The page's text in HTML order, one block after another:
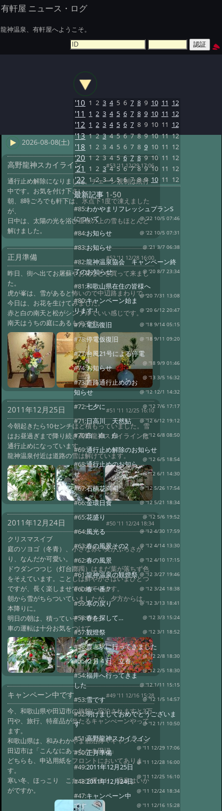
有軒屋 ニュース・ログ
龍神温泉、有軒屋へようこそ。
2026-08-08(土)
高野龍神スカイライン #53 '11 12/29 17:06
通行止め解除になりました。チェーン規制は続行
中です。お気を付け下さい。
朝、8時ごろでも軒下は、氷点下1度で凍えました
が、
日中は、太陽の光を浴び屋根の上の雪もほとんど
解けました。
正月準備 #52 '11 12/28 16:00
昨日、街へ出てお屠蘇やお花などを買って来まし
た。
虎が峯は、雪があると怖いので中辺路まわりで…
今日は、お花を生けてみました。
赤と白の南天と松がシンプルでいい感じです。
南天はうちの庭にあるものです。
2011年12月25日 #51 '11 12/25 16:10
今朝起きたら10センチほど積もっていました。雪
はお昼過ぎまで降り続き高野龍神スカイラインは
通行止めになっています。
龍神温泉付近は道路の雪は解けています。
2011年12月24日 #50 '11 12/24 18:34
クリスマスイブ
庭のソヨゴ（冬青）、小さな赤い実がぶらさが
り、なんだか可愛い。
ドウダンつつじ（灯台躑躅）はまだ葉が落ちず色
をそえています。ことしは鮮やかさはいまひとつ
ですが、長く楽しませてくれています。
朝から雪がちらついていましたが、夕方からは、
本降りに。
明日の朝は、積っていそうです。
車の運転は十分お気をつけて。
キャンペーン中です #49 '11 12/16 15:28
今、和歌山県や田辺市の旅館に宿泊されますと3万
円や、旅行、特産品が当たるキャンぺーンやって
ます。
和歌山県は、和みわかやま宿泊得々キャンペーン
田辺市は「こんなにあったか♨田辺」
どちらも、申込用紙をフロントにおいてありま
す。
寒い冬、ほっこり こたつで暖まり、温泉はいか
がですか。
'10 1 2 3 4 5 6 7 8 9 10 11 12
'11 1 2 3 4 5 6 7 8 9 10 11 12
'12 1 2 3 4 5 6 7 8 9 10 11 12
'13 1 2 3 4 5 6 7 8 9 10 11 12
'18 1 2 3 4 5 6 7 8 9 10 11 12
'20 1 2 3 4 5 6 7 8 9 10 11 12
'21 1 2 3 4 5 6 7 8 9 10 11 12
'22 1 2 3 4 5 6 7 8 9 10 11 12
最新記事 1-50
#85:わかやまリフレッシュプランS
について
@ '22 10/5 07:46
#84:お知らせ @ '22 10/5 07:31
#83:お知らせ @ '21 3/7 06:38
#82:龍神温泉協会 キャンペーン終
了のお知らせ
@ '20 8/7 23:34
#81:和歌山県在住の皆様へ
@ '20 7/31 13:08
#80:キャンペーン始ま
ります！
@ '20 6/12 20:47
#79:電話復旧 @ '18 9/14 05:15
#78:停電仮復旧 @ '18 9/11 09:20
#77:台風21号による停電
@ '18 9/9 01:46
#74:お知らせ
@ '13 3/5 16:32
#73:道路通行止めのお
知らせ
@ '12 12/1 14:32
#72:七夕に @ '12 7/6 17:17
#71:日高川 天然鮎 @ '12 6/12 19:12
#70:白 白 白 @ '12 6/8 08:50
#69:通行止め解除のお知らせ
@ '12 6/5 18:54
#68:通行止めのお知ら
せ
@ '12 6/1 14:30
#67:石楠花満開 @ '12 5/26 17:54
#66:金環日食 @ '12 5/21 18:34
#65:花盛り @ '12 5/6 19:52
#64:風光る @ '12 4/30 17:59
#63:春の風景その2 @ '12 4/14 13:30
#62:春の風景 @ '12 4/10 17:15
#61:龍神温泉の観燈祭 @ '12 3/27 19:46
#60:春一番？ @ '12 3/24 18:38
#59:寒の戻り @ '12 3/13 18:41
#58:春を探して… @ '12 3/3 15:24
#57:観燈祭 @ '12 3/1 18:52
#56:貴志駅に行ってきました
@ '12 2/8 18:30
#55:２月４日 立春
@ '12 2/5 18:30
#54:福井へ行ってきま
した
@ '12 1/11 15:15
#53:雪です @ '12 1/5 14:57
#52:明けましておめでとうございま
す
@ '12 1/1 10:50
#51:高野龍神スカイライン
@ '11 12/29 17:06
#50:正月準備
@ '11 12/28 16:00
#49:2011年12月25日
@ '11 12/25 16:10
#48:2011年12月24日
@ '11 12/24 18:34
#47:キャンペーン中
です
@ '11 12/16 15:28